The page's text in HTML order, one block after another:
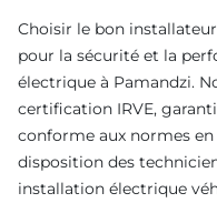
Choisir le bon
pour la sécurité et la
électrique à Pamandzi.
certification IRVE,
conforme aux normes
disposition des
installation électrique